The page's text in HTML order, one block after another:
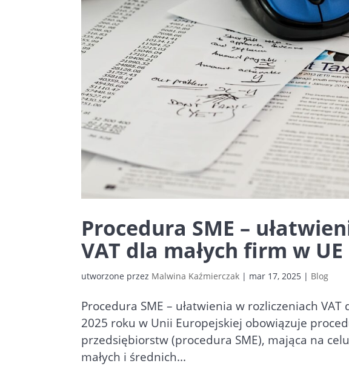
Procedura SME –
VAT dla małych firm w UE
utworzone przez Malwina Kaźmierczak | mar 17, 2025 | Blog
Procedura SME – ułatwienia w rozliczeniach
2025 roku w Unii Europejskiej obowiązuje
przedsiębiorstw (procedura SME), mająca na
małych i średnich...